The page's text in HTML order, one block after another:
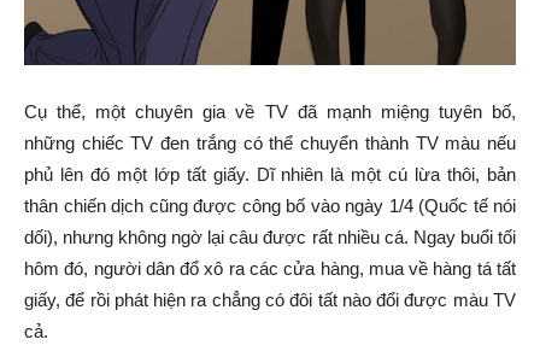
Cụ thể, một chuyên gia về TV đã mạnh miệng tuyên bố,
những chiếc TV đen trắng có thể chuyển thành TV màu nếu
phủ lên đó một lớp tất giấy. Dĩ nhiên là một cú lừa thôi, bản
thân chiến dịch cũng được công bố vào ngày 1/4 (Quốc tế nói
dối), nhưng không ngờ lại câu được rất nhiều cá. Ngay buổi tối
hôm đó, người dân đổ xô ra các cửa hàng, mua về hàng tá tất
giấy, để rồi phát hiện ra chẳng có đôi tất nào đổi được màu TV
cả.